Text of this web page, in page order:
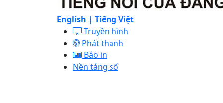
English | Tiếng Việt
Truyền hình
Phát thanh
Báo in
Nền tảng số